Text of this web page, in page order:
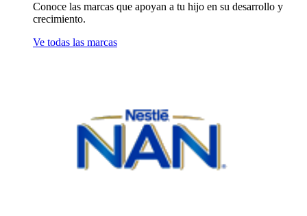
Conoce las marcas que apoyan a tu hijo en su desarrollo y
crecimiento.
Ve todas las marcas